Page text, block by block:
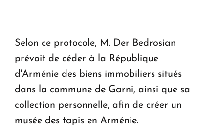
Selon ce protocole, M. Der Bedrosian
prévoit de céder à la République
d'Arménie des biens immobiliers situés
dans la commune de Garni, ainsi que sa
collection personnelle, afin de créer un
musée des tapis en Arménie.